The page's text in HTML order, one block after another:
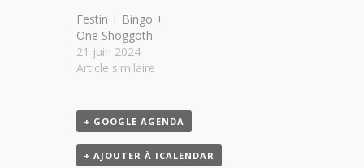
Festin + Bingo +
One Shoggoth
21 juin 2024
Article similaire
+ GOOGLE AGENDA
+ AJOUTER À ICALENDAR